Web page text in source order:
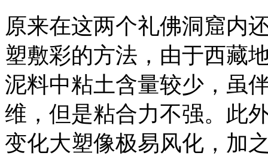
原来在这两个礼佛洞窟内
塑敷彩的方法，由于西藏
泥料中粘土含量较少，虽
维，但是粘合力不强。此
变化大塑像极易风化，加